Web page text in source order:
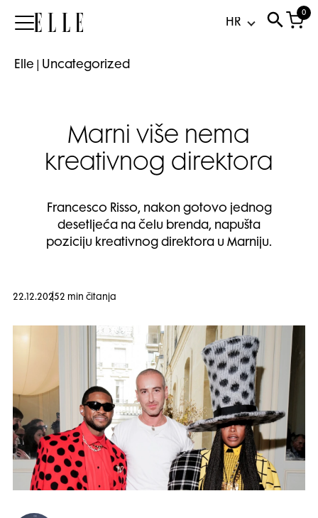
Elle
0
Elle Uncategorized
Marni više nema
kreativnog direktora
Francesco Risso, nakon gotovo jednog
desetljeća na čelu brenda, napušta
poziciju kreativnog direktora u Marniju.
22.12.20252 min čitanja